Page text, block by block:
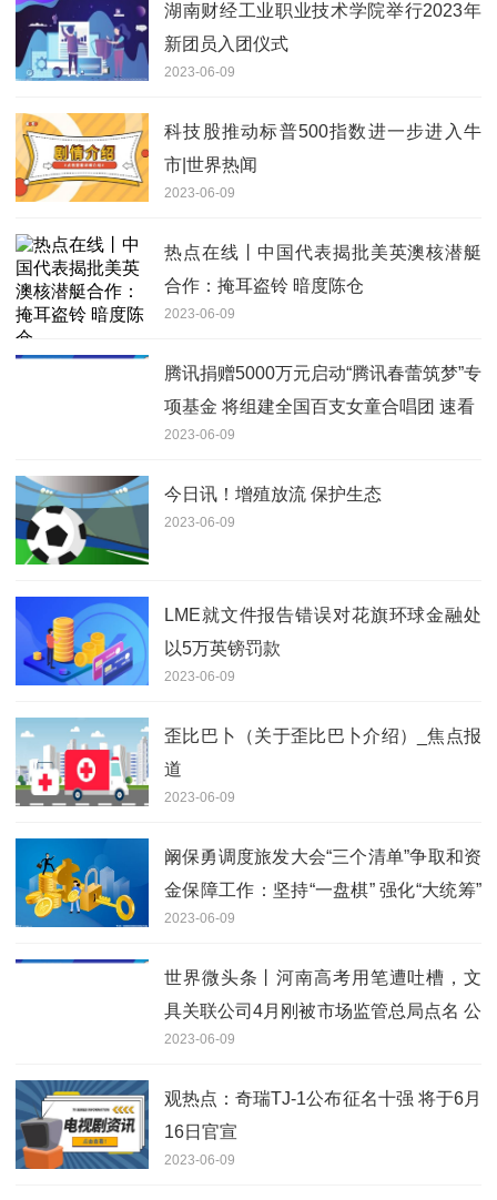
湖南财经工业职业技术学院举行2023年
新团员入团仪式
2023-06-09
科技股推动标普500指数进一步进入牛
市|世界热闻
2023-06-09
热点在线丨中国代表揭批美英澳核潜艇
合作：掩耳盗铃 暗度陈仓
2023-06-09
腾讯捐赠5000万元启动“腾讯春蕾筑梦”专
项基金 将组建全国百支女童合唱团 速看
2023-06-09
今日讯！增殖放流 保护生态
2023-06-09
LME就文件报告错误对花旗环球金融处
以5万英镑罚款
2023-06-09
歪比巴卜（关于歪比巴卜介绍）_焦点报
道
2023-06-09
阚保勇调度旅发大会“三个清单”争取和资
金保障工作：坚持“一盘棋” 强化“大统筹”
打好“整体仗”
2023-06-09
世界微头条丨河南高考用笔遭吐槽，文
具关联公司4月刚被市场监管总局点名 公
司回应
2023-06-09
观热点：奇瑞TJ-1公布征名十强 将于6月
16日官宣
2023-06-09